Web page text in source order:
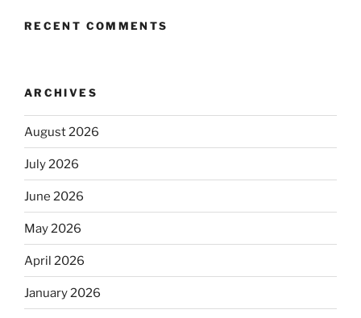
RECENT COMMENTS
ARCHIVES
August 2026
July 2026
June 2026
May 2026
April 2026
January 2026